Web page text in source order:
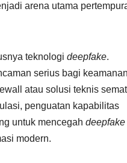
arena utama
teknologi deepfake.
serius bagi keamanan
atau solusi teknis
penguatan kapabilitas
untuk mencegah deepfake
modern.